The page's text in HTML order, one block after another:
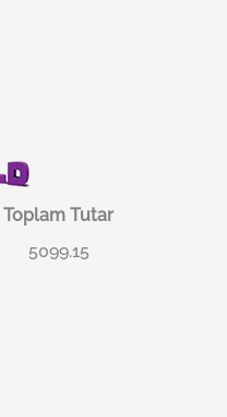
Toplam Tutar
5099.15